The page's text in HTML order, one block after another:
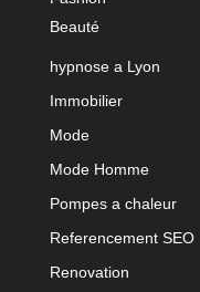
Beauté
hypnose a Lyon
Immobilier
Mode
Mode Homme
Pompes a chaleur
Referencement SEO
Renovation